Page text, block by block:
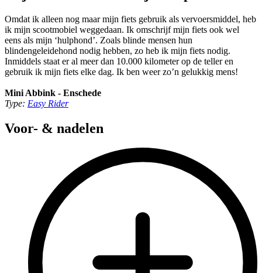
Omdat ik alleen nog maar mijn fiets gebruik als vervoersmiddel, heb
ik mijn scootmobiel weggedaan. Ik omschrijf mijn fiets ook wel
eens als mijn ‘hulphond’. Zoals blinde mensen hun
blindengeleidehond nodig hebben, zo heb ik mijn fiets nodig.
Inmiddels staat er al meer dan 10.000 kilometer op de teller en
gebruik ik mijn fiets elke dag. Ik ben weer zo’n gelukkig mens!
Mini Abbink - Enschede
Type: Easy Rider
Voor- & nadelen